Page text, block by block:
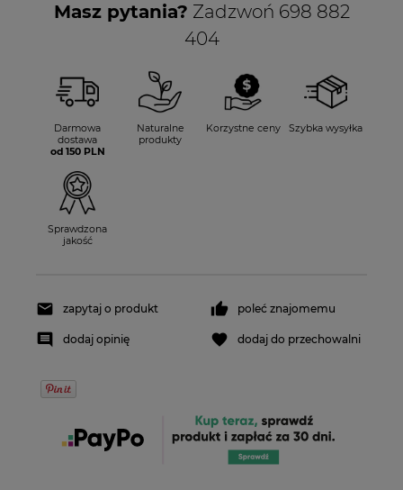
Masz pytania? Zadzwoń 698 882
404
Darmowa
dostawa
od 150 PLN
Naturalne
produkty
Korzystne ceny Szybka wysyłka
Sprawdzona
jakość
zapytaj o produkt poleć znajomemu
dodaj opinię dodaj do przechowalni